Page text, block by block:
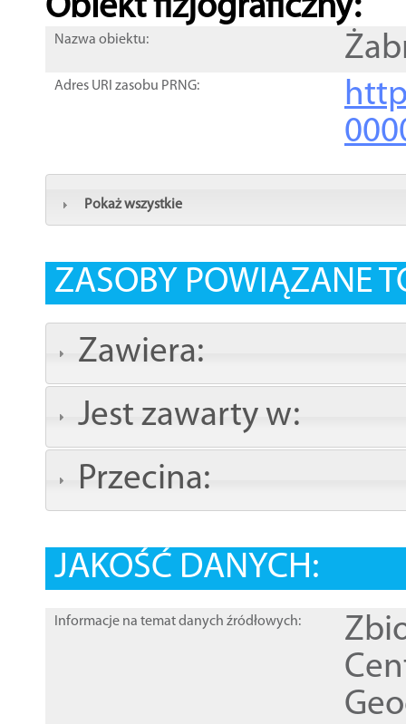
Obiekt fizjograficzny:
Nazwa obiektu:
Adres URI zasobu PRNG:
Pokaż wszystkie
ZASOBY POWIĄZANE
Zawiera:
Jest zawarty w:
Przecina:
JAKOŚĆ DANYCH:
Informacje na temat danych źródłowych: